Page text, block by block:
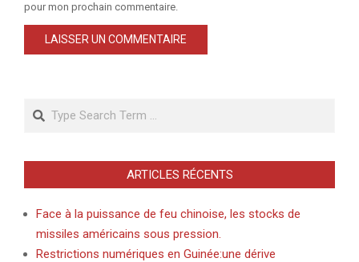
pour mon prochain commentaire.
ARTICLES RÉCENTS
Face à la puissance de feu chinoise, les stocks de
missiles américains sous pression.
Restrictions numériques en Guinée:une dérive